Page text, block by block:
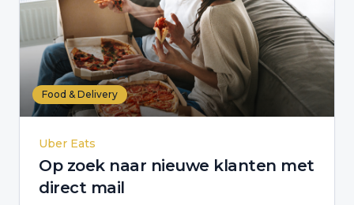
Food & Delivery
Uber Eats
Op zoek naar nieuwe klanten met
direct mail